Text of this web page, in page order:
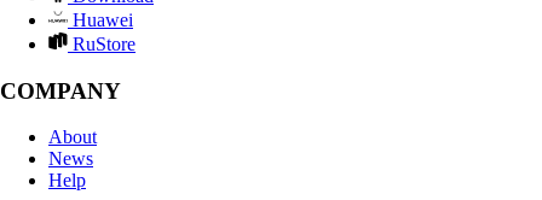
Huawei
RuStore
COMPANY
About
News
Help